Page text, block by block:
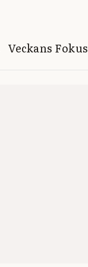
Veckans Fokus